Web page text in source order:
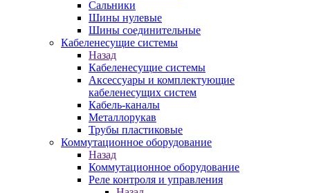
Сальники
Шины нулевые
Шины соединительные
Кабеленесущие системы
Назад
Кабеленесущие системы
Аксессуары и комплектующие
кабеленесущих систем
Кабель-каналы
Металлорукав
Трубы пластиковые
Коммутационное оборудование
Назад
Коммутационное оборудование
Реле контроля и управления